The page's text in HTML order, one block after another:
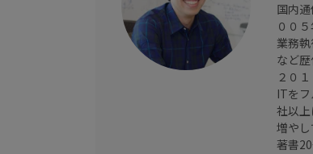
国内
００
業務
など
２０
ITを
社以
増や
著書